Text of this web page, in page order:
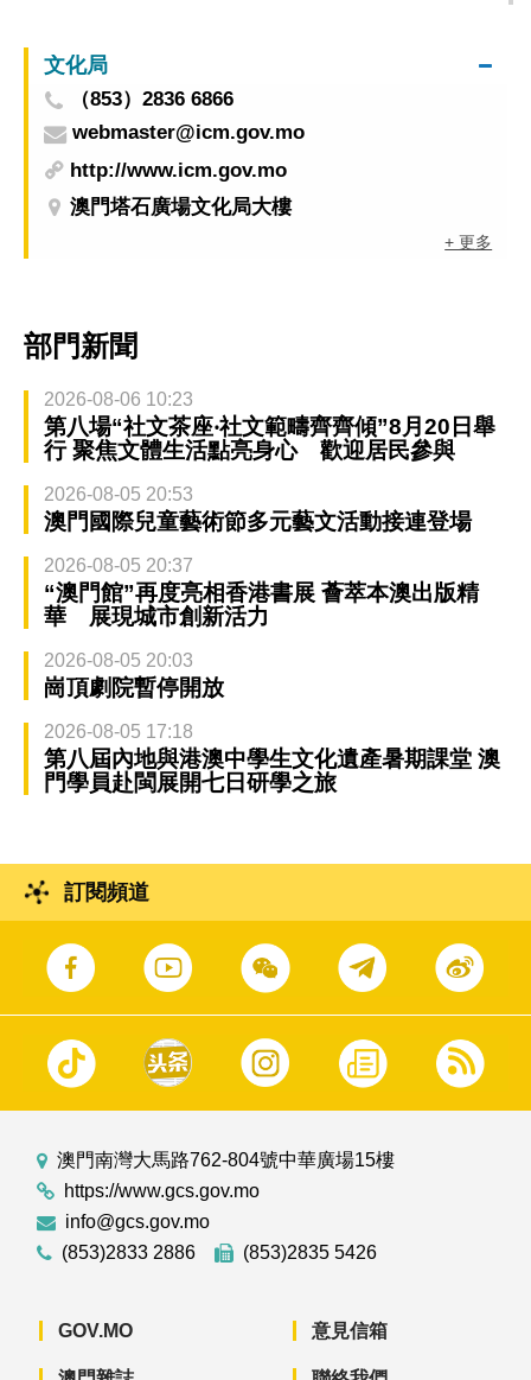
文化局
（853）2836 6866
webmaster@icm.gov.mo
http://www.icm.gov.mo
澳門塔石廣場文化局大樓
+ 更多
部門新聞
2026-08-06 10:23
第八場“社文茶座‧社文範疇齊齊傾”8月20日舉
行 聚焦文體生活點亮身心 歡迎居民參與
2026-08-05 20:53
澳門國際兒童藝術節多元藝文活動接連登場
2026-08-05 20:37
“澳門館”再度亮相香港書展 薈萃本澳出版精
華 展現城市創新活力
2026-08-05 20:03
崗頂劇院暫停開放
2026-08-05 17:18
第八屆內地與港澳中學生文化遺產暑期課堂 澳
門學員赴閩展開七日研學之旅
訂閱頻道
澳門南灣大馬路762-804號中華廣場15樓
https://www.gcs.gov.mo
info@gcs.gov.mo
(853)2833 2886
(853)2835 5426
GOV.MO 意見信箱